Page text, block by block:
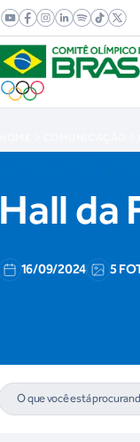
Hall da
16/09/2024 5